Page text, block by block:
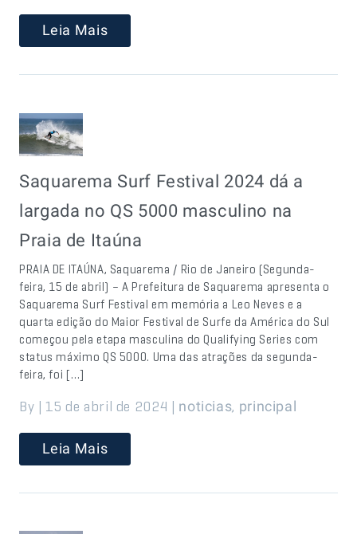
Leia Mais
Saquarema Surf Festival 2024 dá a
largada no QS 5000 masculino na
Praia de Itaúna
PRAIA DE ITAÚNA, Saquarema / Rio de Janeiro (Segunda-
feira, 15 de abril) – A Prefeitura de Saquarema apresenta o
Saquarema Surf Festival em memória a Leo Neves e a
quarta edição do Maior Festival de Surfe da América do Sul
começou pela etapa masculina do Qualifying Series com
status máximo QS 5000. Uma das atrações da segunda-
feira, foi […]
By | 15 de abril de 2024 | noticias, principal
Leia Mais